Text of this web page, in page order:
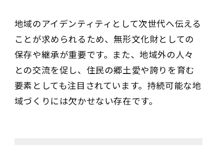
地域のアイデンティティとして次世代へ伝える
ことが求められるため、無形文化財としての
保存や継承が重要です。また、地域外の人々
との交流を促し、住民の郷土愛や誇りを育む
要素としても注目されています。持続可能な地
域づくりには欠かせない存在です。